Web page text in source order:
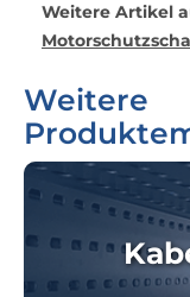
Weitere Artikel
Weitere